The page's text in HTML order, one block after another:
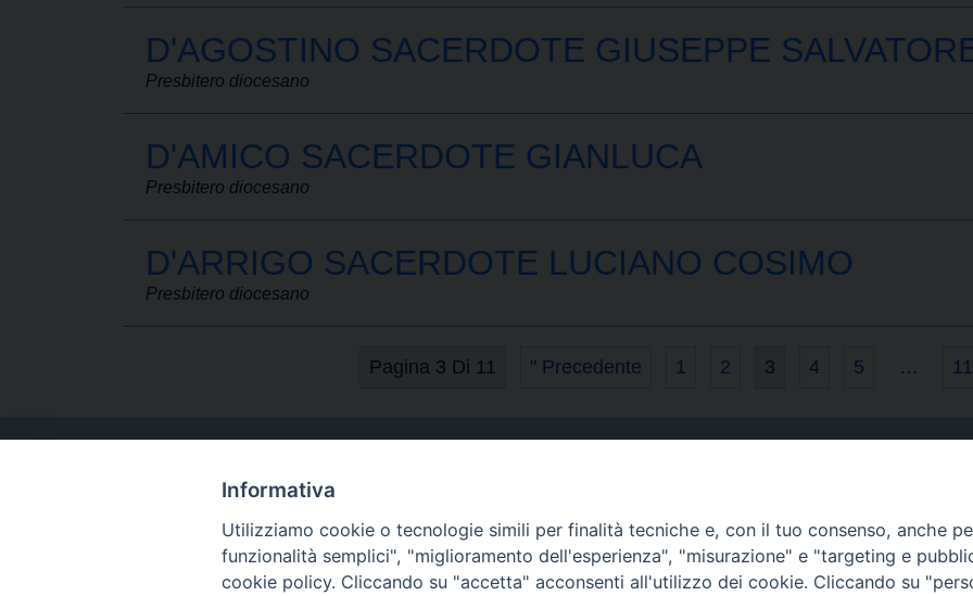
D'AGOSTINO SACERDOTE GIUSEPPE
Presbitero diocesano
D'AMICO SACERDOTE GIANLUCA
Presbitero diocesano
D'ARRIGO SACERDOTE LUCIANO COSIMO
Presbitero diocesano
Pagina 3 Di 11 " Precedente 1 2 3 4 5 … 11
Indirizzo
Via Garibaldi, 67 - 98122
Informativa
Utilizziamo cookie o tecnologie simili per finalità tecniche e, con il tuo consenso, anche
funzionalità semplici", "miglioramento dell'esperienza", "misurazione" e "targeting e
cookie policy. Cliccando su "accetta" acconsenti all'utilizzo dei cookie. Cliccando su